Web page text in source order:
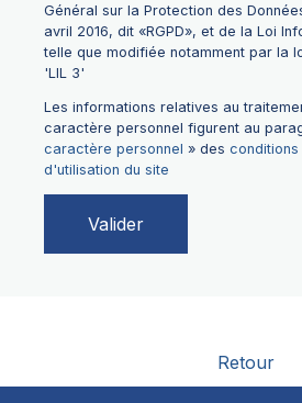
Général sur la Protection des
avril 2016, dit «RGPD», et de la Loi
telle que modifiée notamment par la
'LIL 3'
Les informations relatives au
caractère personnel figurent au
caractère personnel » des
d'utilisation du site
Retour